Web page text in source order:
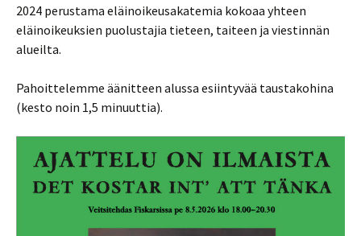
2024 perustama eläinoikeusakatemia kokoaa yhteen
eläinoikeuksien puolustajia tieteen, taiteen ja viestinnän
alueilta.
Pahoittelemme äänitteen alussa esiintyvää taustakohina
(kesto noin 1,5 minuuttia).